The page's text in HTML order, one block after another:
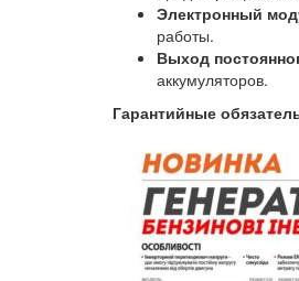
Электронный
работы.
Выход
аккумуляторов.
Гарантийные